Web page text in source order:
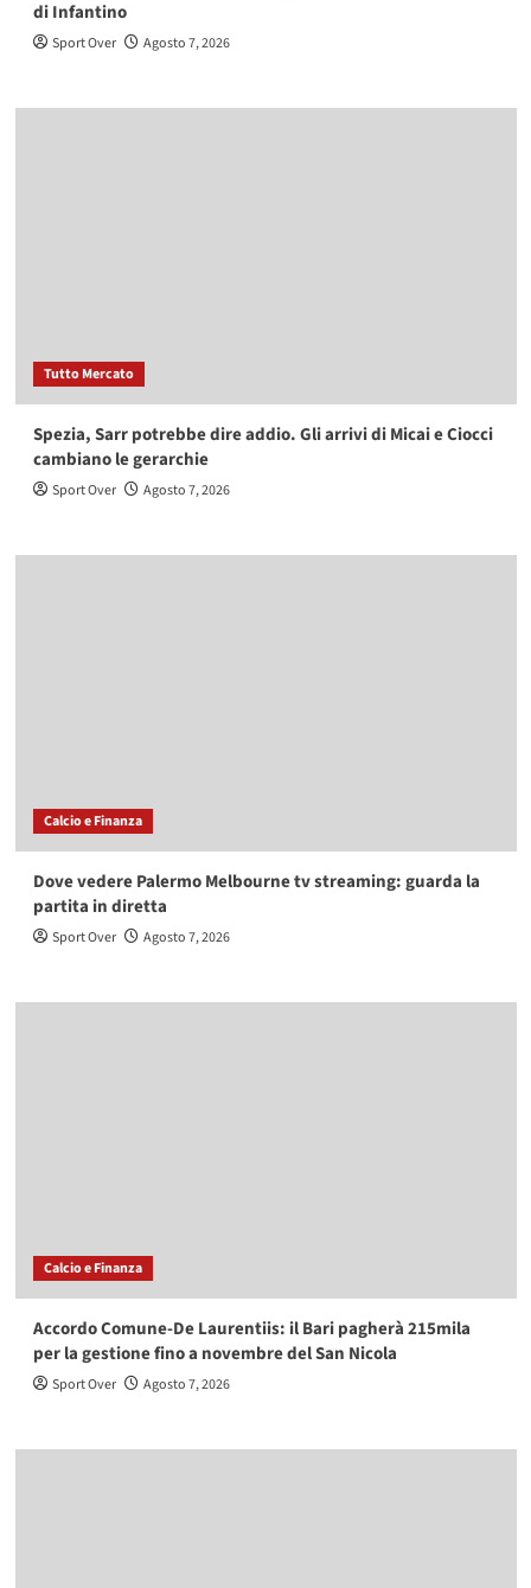
di Infantino
Sport Over Agosto 7, 2026
Tutto Mercato
Spezia, Sarr potrebbe dire addio. Gli arrivi di Micai e Ciocci
cambiano le gerarchie
Sport Over Agosto 7, 2026
Calcio e Finanza
Dove vedere Palermo Melbourne tv streaming: guarda la
partita in diretta
Sport Over Agosto 7, 2026
Calcio e Finanza
Accordo Comune-De Laurentiis: il Bari pagherà 215mila
per la gestione fino a novembre del San Nicola
Sport Over Agosto 7, 2026